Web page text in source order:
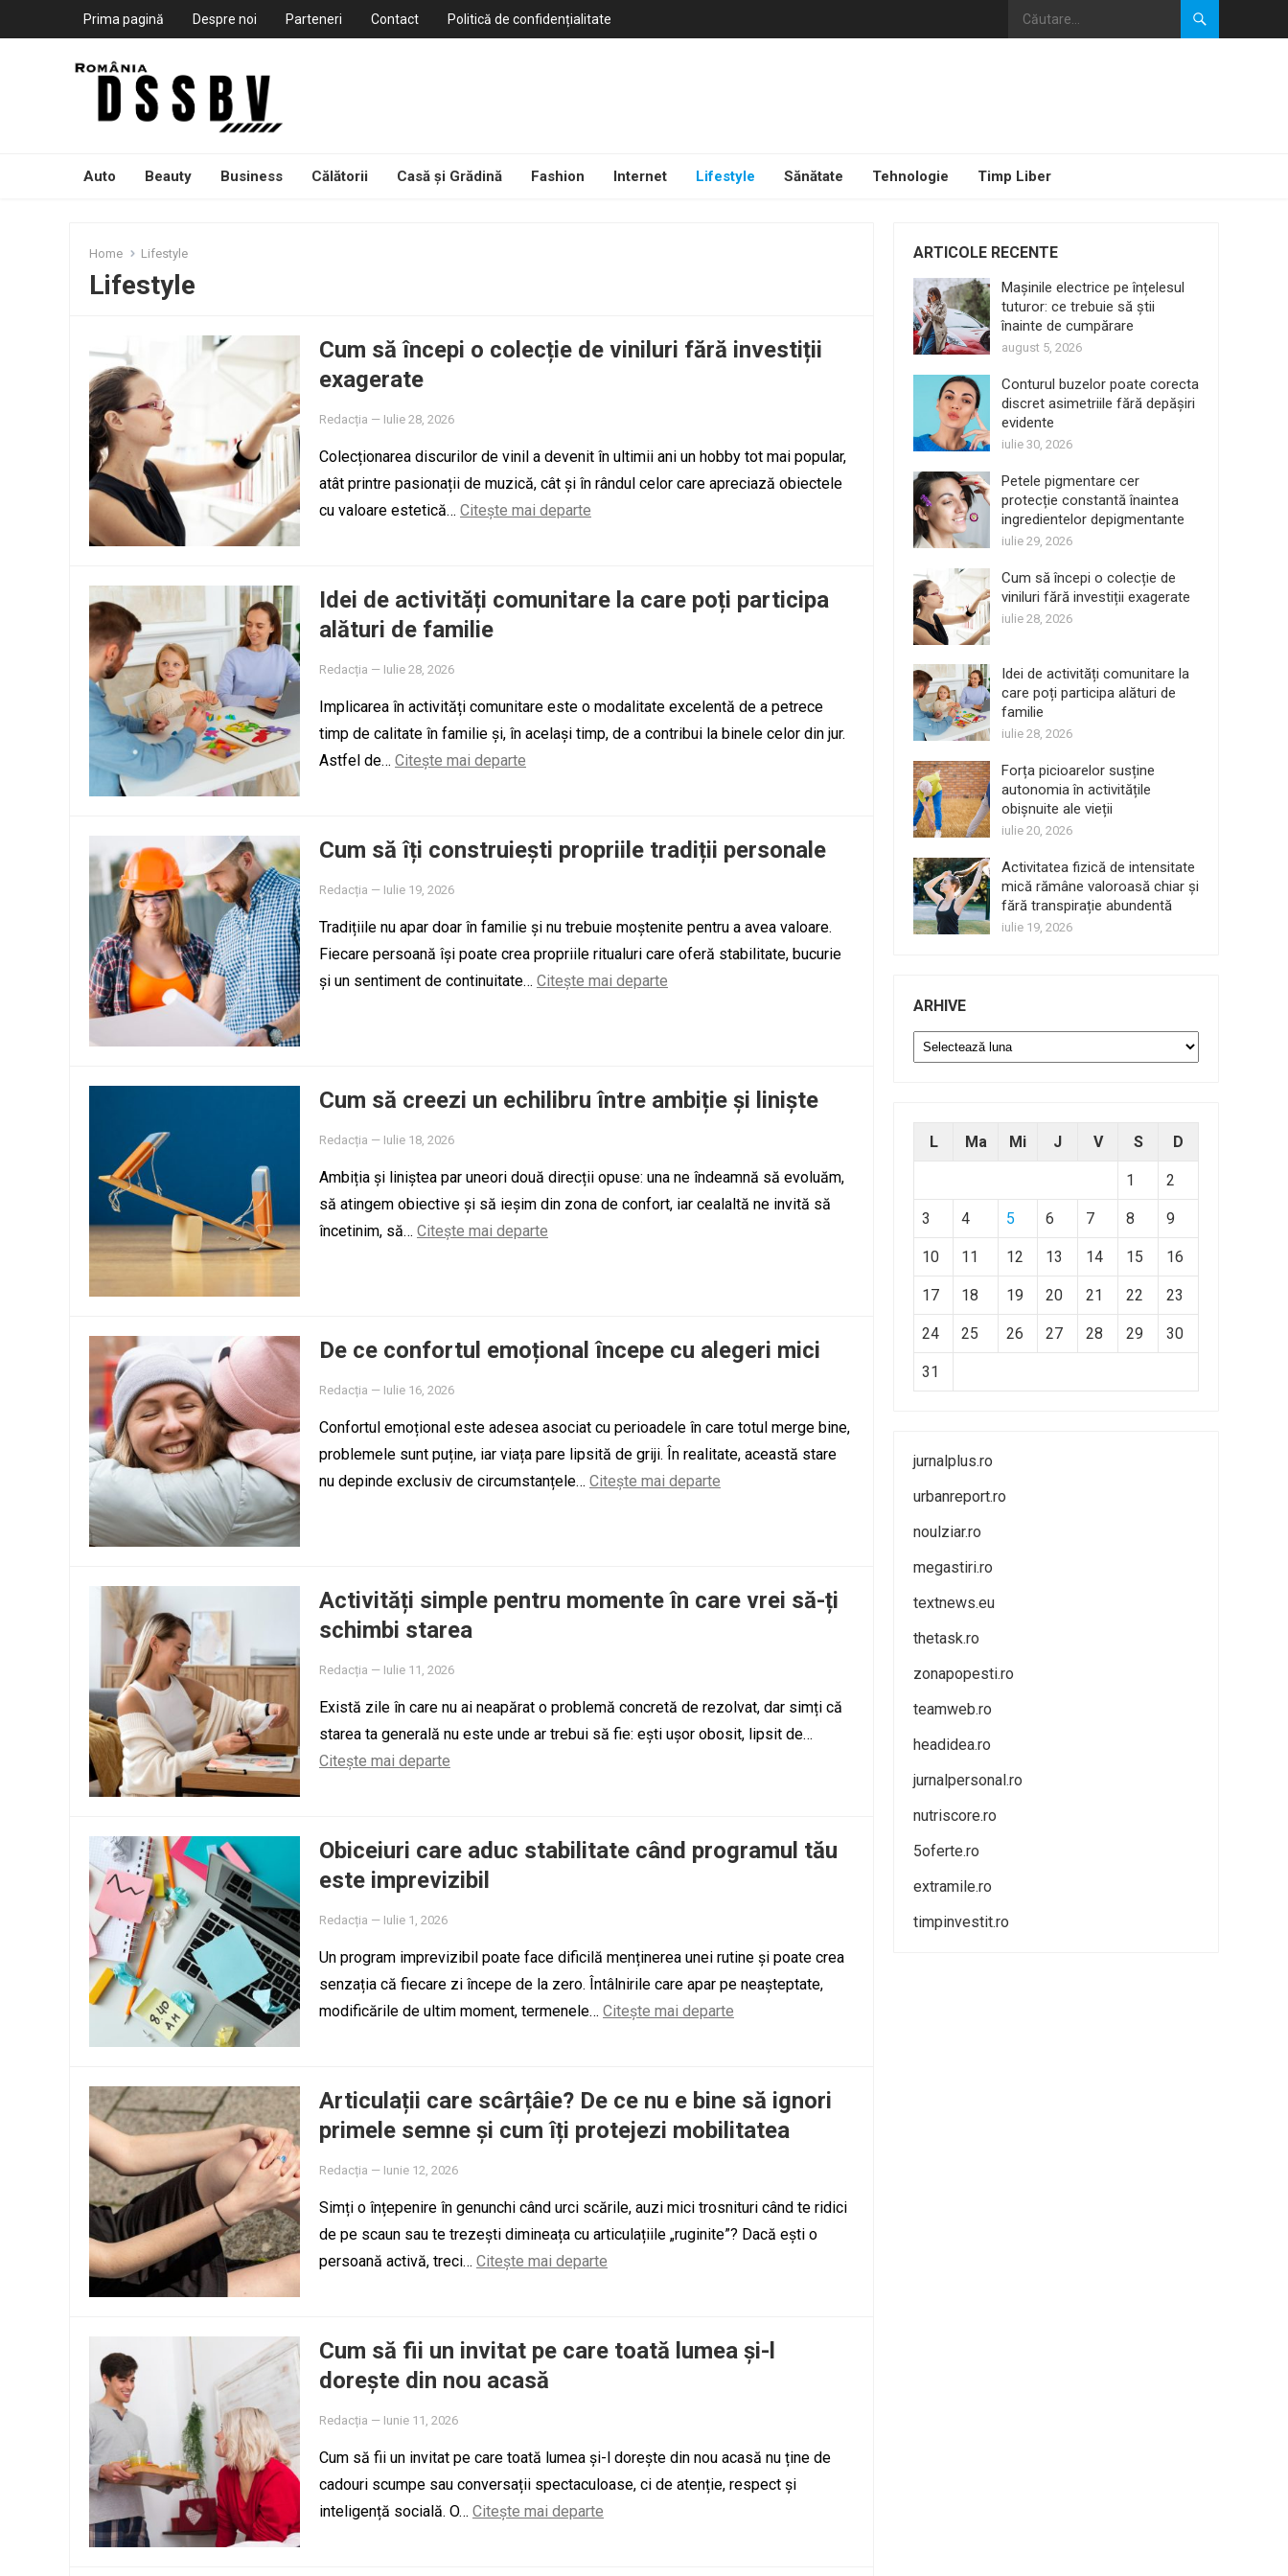
Prima pagină Despre noi Parteneri Contact Politică de confidențialitate
Auto Beauty Business Călătorii Casă și Grădină Fashion Internet Lifestyle Sănătate Tehnologie Timp Liber
Home Lifestyle
Lifestyle
Cum să începi o colecție de viniluri fără investiții
exagerate
Redacția — Iulie 28, 2026
Colecționarea discurilor de vinil a devenit în ultimii ani un hobby tot mai popular,
atât printre pasionații de muzică, cât și în rândul celor care apreciază obiectele
cu valoare estetică… Citește mai departe
Idei de activități comunitare la care poți participa
alături de familie
Redacția — Iulie 28, 2026
Implicarea în activități comunitare este o modalitate excelentă de a petrece
timp de calitate în familie și, în același timp, de a contribui la binele celor din jur.
Astfel de… Citește mai departe
Cum să îți construiești propriile tradiții personale
Redacția — Iulie 19, 2026
Tradițiile nu apar doar în familie și nu trebuie moștenite pentru a avea valoare.
Fiecare persoană își poate crea propriile ritualuri care oferă stabilitate, bucurie
și un sentiment de continuitate… Citește mai departe
Cum să creezi un echilibru între ambiție și liniște
Redacția — Iulie 18, 2026
Ambiția și liniștea par uneori două direcții opuse: una ne îndeamnă să evoluăm,
să atingem obiective și să ieșim din zona de confort, iar cealaltă ne invită să
încetinim, să… Citește mai departe
De ce confortul emoțional începe cu alegeri mici
Redacția — Iulie 16, 2026
Confortul emoțional este adesea asociat cu perioadele în care totul merge bine,
problemele sunt puține, iar viața pare lipsită de griji. În realitate, această stare
nu depinde exclusiv de circumstanțele… Citește mai departe
Activități simple pentru momente în care vrei să-ți
schimbi starea
Redacția — Iulie 11, 2026
Există zile în care nu ai neapărat o problemă concretă de rezolvat, dar simți că
starea ta generală nu este unde ar trebui să fie: ești ușor obosit, lipsit de…
Citește mai departe
Obiceiuri care aduc stabilitate când programul tău
este imprevizibil
Redacția — Iulie 1, 2026
Un program imprevizibil poate face dificilă menținerea unei rutine și poate crea
senzația că fiecare zi începe de la zero. Întâlnirile care apar pe neașteptate,
modificările de ultim moment, termenele… Citește mai departe
Articulații care scârțâie? De ce nu e bine să ignori
primele semne și cum îți protejezi mobilitatea
Redacția — Iunie 12, 2026
Simți o înțepenire în genunchi când urci scările, auzi mici trosnituri când te ridici
de pe scaun sau te trezești dimineața cu articulațiile „ruginite”? Dacă ești o
persoană activă, treci… Citește mai departe
Cum să fii un invitat pe care toată lumea și-l
dorește din nou acasă
Redacția — Iunie 11, 2026
Cum să fii un invitat pe care toată lumea și-l dorește din nou acasă nu ține de
cadouri scumpe sau conversații spectaculoase, ci de atenție, respect și
inteligență socială. O… Citește mai departe
ARTICOLE RECENTE
Mașinile electrice pe înțelesul
tuturor: ce trebuie să știi
înainte de cumpărare
august 5, 2026
Conturul buzelor poate corecta
discret asimetriile fără depășiri
evidente
iulie 30, 2026
Petele pigmentare cer
protecție constantă înaintea
ingredientelor depigmentante
iulie 29, 2026
Cum să începi o colecție de
viniluri fără investiții exagerate
iulie 28, 2026
Idei de activități comunitare la
care poți participa alături de
familie
iulie 28, 2026
Forța picioarelor susține
autonomia în activitățile
obișnuite ale vieții
iulie 20, 2026
Activitatea fizică de intensitate
mică rămâne valoroasă chiar și
fără transpirație abundentă
iulie 19, 2026
ARHIVE
Arhive
L Ma Mi J V S D
1 2
3 4 5 6 7 8 9
10 11 12 13 14 15 16
17 18 19 20 21 22 23
24 25 26 27 28 29 30
31
jurnalplus.ro
urbanreport.ro
noulziar.ro
megastiri.ro
textnews.eu
thetask.ro
zonapopesti.ro
teamweb.ro
headidea.ro
jurnalpersonal.ro
nutriscore.ro
5oferte.ro
extramile.ro
timpinvestit.ro